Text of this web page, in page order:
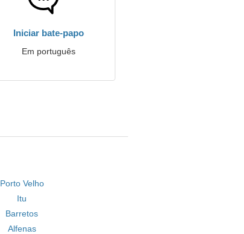
Iniciar bate-papo
Em português
Porto Velho
Itu
Barretos
Alfenas